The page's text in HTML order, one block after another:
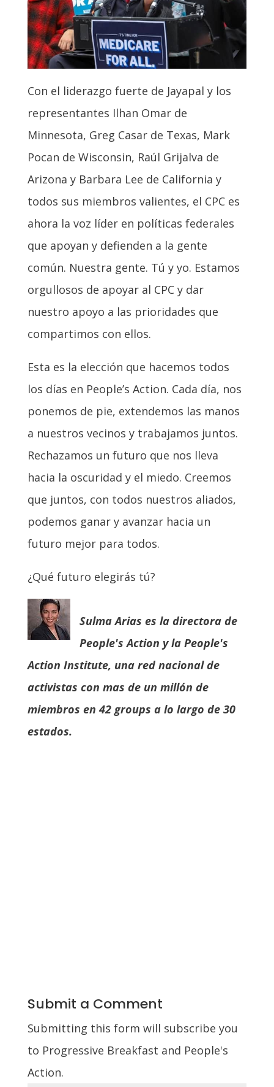
Con el liderazgo fuerte de Jayapal y los
representantes Ilhan Omar de
Minnesota, Greg Casar de Texas, Mark
Pocan de Wisconsin, Raúl Grijalva de
Arizona y Barbara Lee de California y
todos sus miembros valientes, el CPC es
ahora la voz líder en políticas federales
que apoyan y defienden a la gente
común. Nuestra gente. Tú y yo. Estamos
orgullosos de apoyar al CPC y dar
nuestro apoyo a las prioridades que
compartimos con ellos.
Esta es la elección que hacemos todos
los días en People’s Action. Cada día, nos
ponemos de pie, extendemos las manos
a nuestros vecinos y trabajamos juntos.
Rechazamos un futuro que nos lleva
hacia la oscuridad y el miedo. Creemos
que juntos, con todos nuestros aliados,
podemos ganar y avanzar hacia un
futuro mejor para todos.
¿Qué futuro elegirás tú?
Sulma Arias es la directora de
People's Action y la People's
Action Institute, una red nacional de
activistas con mas de un millón de
miembros en 42 groups a lo largo de 30
estados.
Submit a Comment
Submitting this form will subscribe you
to Progressive Breakfast and People's
Action.